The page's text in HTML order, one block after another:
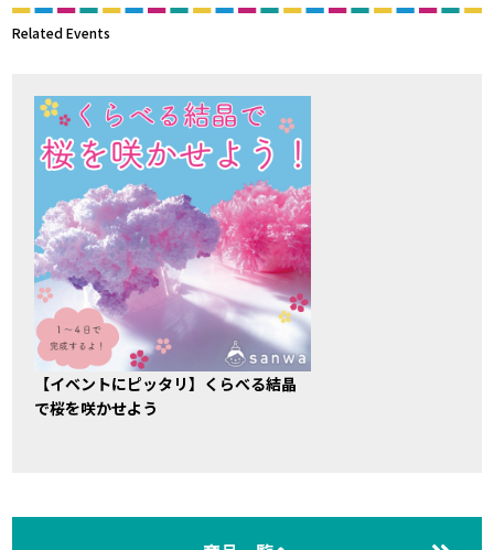
Related Events
【イベントにピッタリ】くらべる結晶
で桜を咲かせよう